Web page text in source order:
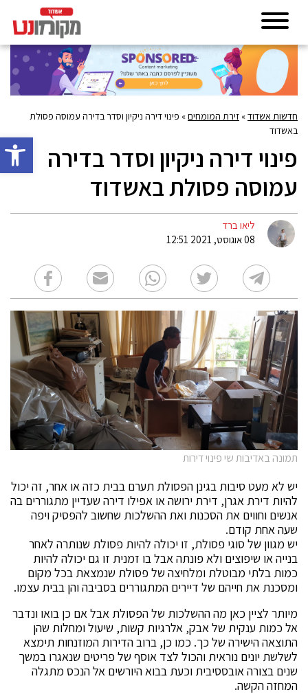
פתח
חדשות אשדוד» זירת המומחים» פינוי דירה ניקיון וסדר בדירה עמוסה פסולת
באשדוד
פינוי דירה ניקיון וסדר בדירה
עמוסה פסולת באשדוד
ליאו ברד
08 אוגוסט, 2021 12:51
תמונה באדיבות שי פינוי דירות
יש לא מעט סיבות בגינן הפסולת תערם בבית כזה או אחר, זה יכול
להיות דירת אגרן, דירת ירושה או אפילו דירה שעדיין מתגוררים בה
אנשים וחווים את הסכנות ואת ההשלכות שחשוב להפסיק ויפה
שעה אחת קודם.
יש מגוון של סוגי פסולת, זו יכולה להיות פסולת שנותרה לאחר
בנייה או שיפוצים ולא פונתה אבל בו זמנית זו גם יכולה להיות
כמות בלתי מבוטלת ומלחיצה של פסולת שנמצאת בכל מקום
ומסכנת את חייהם של דיירים המתגוררים בסביבה והן בבית עצמו.
מיותר לציין כאן מה ההשלכות של הפסולת אבל אם כן בואו ונדבר
אל כמות ענקית של אבק, אלרגיות קשות, שיעול ומחלות שהן
התוצאה הישירה של כך. כמו כן, ברוב הדירות המוזנחות תימצא
לשלשת יונים נוראית והכול לצד אוסף של פריטים שנאגרו במשך
שנים בצורה אובססיבית וכעת בבוא היורשים אל הנכס מתגלה
המחזה הקשה.